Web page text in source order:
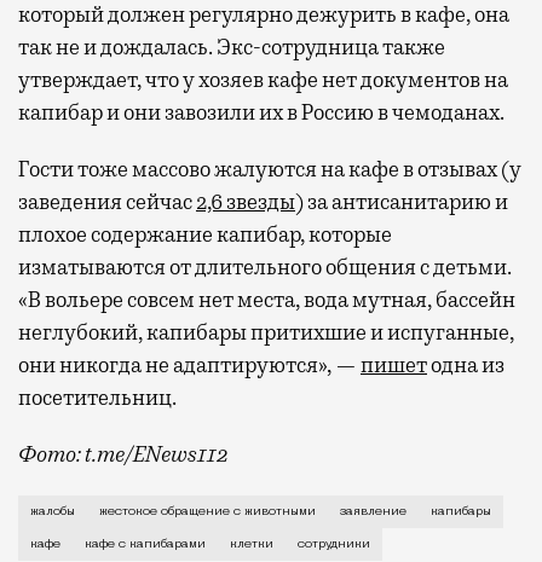
который должен регулярно дежурить в кафе, она
так не и дождалась. Экс-сотрудница также
утверждает, что у хозяев кафе нет документов на
капибар и они завозили их в Россию в чемоданах.
Гости тоже массово жалуются на кафе в отзывах (у
заведения сейчас2,6 звезды) за антисанитарию и
плохое содержание капибар, которые
изматываются от длительного общения с детьми.
«В вольере совсем нет места, вода мутная, бассейн
неглубокий, капибары притихшие и испуганные,
они никогда не адаптируются», — пишетодна из
посетительниц.
Фото: t.me/ENews112
С момента открытия нового контактного кафе с
жалобы жестокое обращение с животными заявление капибары
кафе кафе с капибарами клетки сотрудники